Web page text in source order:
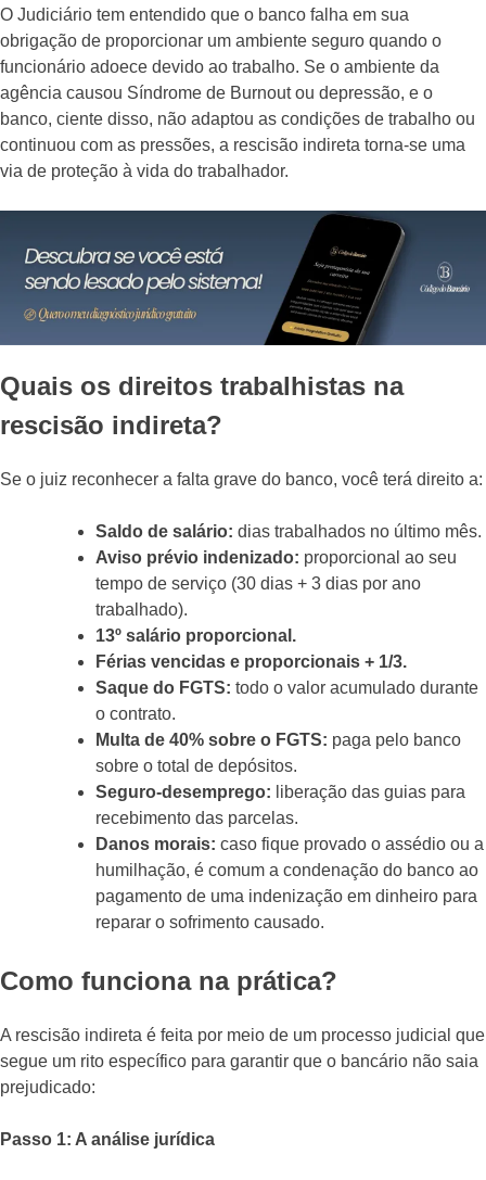
O Judiciário tem entendido que o banco falha em sua
obrigação de proporcionar um ambiente seguro quando o
funcionário adoece devido ao trabalho. Se o ambiente da
agência causou Síndrome de Burnout ou depressão, e o
banco, ciente disso, não adaptou as condições de trabalho ou
continuou com as pressões, a rescisão indireta torna-se uma
via de proteção à vida do trabalhador.
Quais os direitos trabalhistas na
rescisão indireta?
Se o juiz reconhecer a falta grave do banco, você terá direito a:
Saldo de salário: dias trabalhados no último mês.
Aviso prévio indenizado: proporcional ao seu
tempo de serviço (30 dias + 3 dias por ano
trabalhado).
13º salário proporcional.
Férias vencidas e proporcionais + 1/3.
Saque do FGTS: todo o valor acumulado durante
o contrato.
Multa de 40% sobre o FGTS: paga pelo banco
sobre o total de depósitos.
Seguro-desemprego: liberação das guias para
recebimento das parcelas.
Danos morais: caso fique provado o assédio ou a
humilhação, é comum a condenação do banco ao
pagamento de uma indenização em dinheiro para
reparar o sofrimento causado.
Como funciona na prática?
A rescisão indireta é feita por meio de um processo judicial que
segue um rito específico para garantir que o bancário não saia
prejudicado:
Passo 1: A análise jurídica